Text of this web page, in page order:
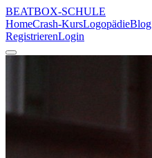
BEATBOX-SCHULE
HomeCrash-KursLogopädieBlog
RegistrierenLogin